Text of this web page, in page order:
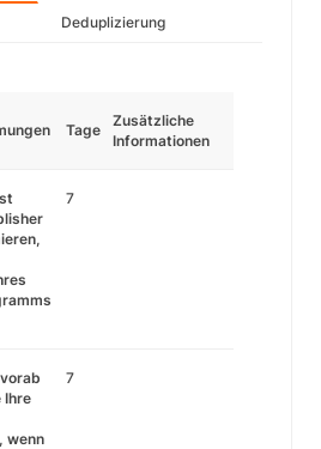
Deduplizierung
Tage
Zusätzliche
Informationen
7
Ihre
wenn
7